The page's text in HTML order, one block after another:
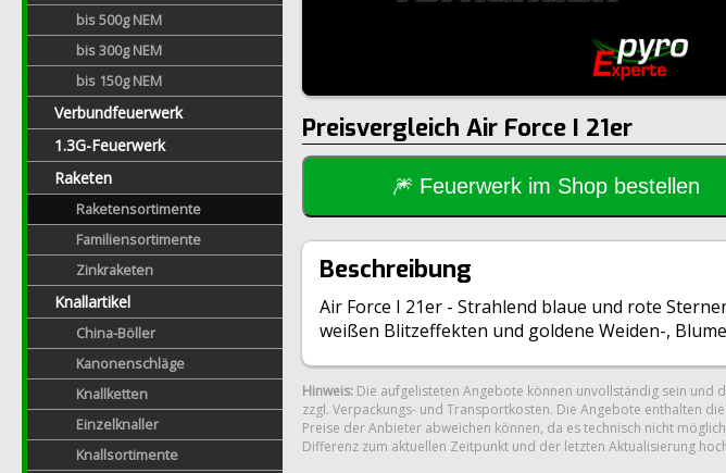
bis 500g NEM
bis 300g NEM
bis 150g NEM
Verbundfeuerwerk
1.3G-Feuerwerk
Raketen
Raketensortimente
Familiensortimente
Zinkraketen
Knallartikel
China-Böller
Kanonenschläge
Knallketten
Einzelknaller
Knallsortimente
Preisvergleich Air Force I 21er
🎆 Feuerwerk im Shop bestellen
Beschreibung
Air Force I 21er - Strahlend blaue und rote
weißen Blitzeffekten und goldene Weiden-,
Hinweis: Die aufgelisteten Angebote können unvollständig sein und
zzgl. Verpackungs- und Transportkosten. Die Angebote enthalten
Preise der Anbieter abweichen können, da es technisch nicht
Differenz zum aktuellen Zeitpunkt und der letzten Aktualisierung